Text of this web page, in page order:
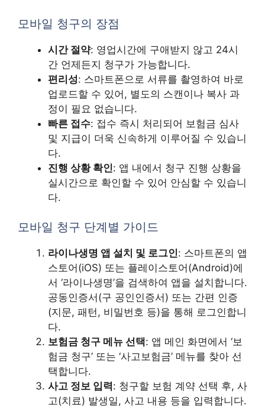
모바일 청구의 장점
시간 절약: 영업시간에 구애받지 않고 24시
간 언제든지 청구가 가능합니다.
편리성: 스마트폰으로 서류를 촬영하여 바로
업로드할 수 있어, 별도의 스캔이나 복사 과
정이 필요 없습니다.
빠른 접수: 접수 즉시 처리되어 보험금 심사
및 지급이 더욱 신속하게 이루어질 수 있습니
다.
진행 상황 확인: 앱 내에서 청구 진행 상황을
실시간으로 확인할 수 있어 안심할 수 있습니
다.
모바일 청구 단계별 가이드
라이나생명 앱 설치 및 로그인: 스마트폰의 앱
스토어(iOS) 또는 플레이스토어(Android)에
서 ‘라이나생명’을 검색하여 앱을 설치합니다.
공동인증서(구 공인인증서) 또는 간편 인증
(지문, 패턴, 비밀번호 등)을 통해 로그인합니
다.
보험금 청구 메뉴 선택: 앱 메인 화면에서 ‘보
험금 청구’ 또는 ‘사고보험금’ 메뉴를 찾아 선
택합니다.
사고 정보 입력: 청구할 보험 계약 선택 후, 사
고(치료) 발생일, 사고 내용 등을 입력합니다.